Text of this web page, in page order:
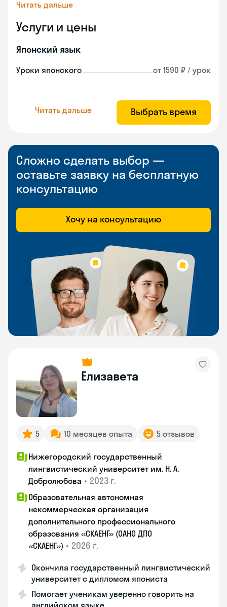
Читать дальше
Услуги и цены
Японский язык
Уроки японского от 1590 ₽ / урок
Читать дальше Выбрать время
Сложно сделать выбор —
оставьте заявку на бесплатную
консультацию
Хочу на консультацию
Елизавета
5 10 месяцев опыта 5 отзывов
Нижегородский государственный
лингвистический университет им. Н. А.
Добролюбова • 2023 г.
Образовательная автономная
некоммерческая организация
дополнительного профессионального
образования «СКАЕНГ» (ОАНО ДПО
«СКАЕНГ») • 2026 г.
Окончила государственный лингвистический
университет с дипломом япониста
Помогает ученикам уверенно говорить на
английском языке